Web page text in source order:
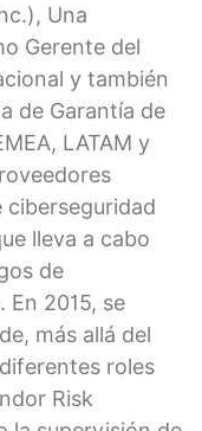
Una
Gerente del
y también
de Garantía de
LATAM y
ciberseguridad
lleva a cabo
de
En 2015, se
más allá del
roles
Risk